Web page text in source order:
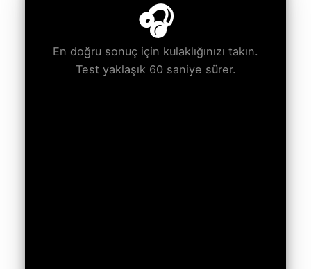
🎧
En doğru sonuç için kulaklığınızı takın.
Test yaklaşık 60 saniye sürer.